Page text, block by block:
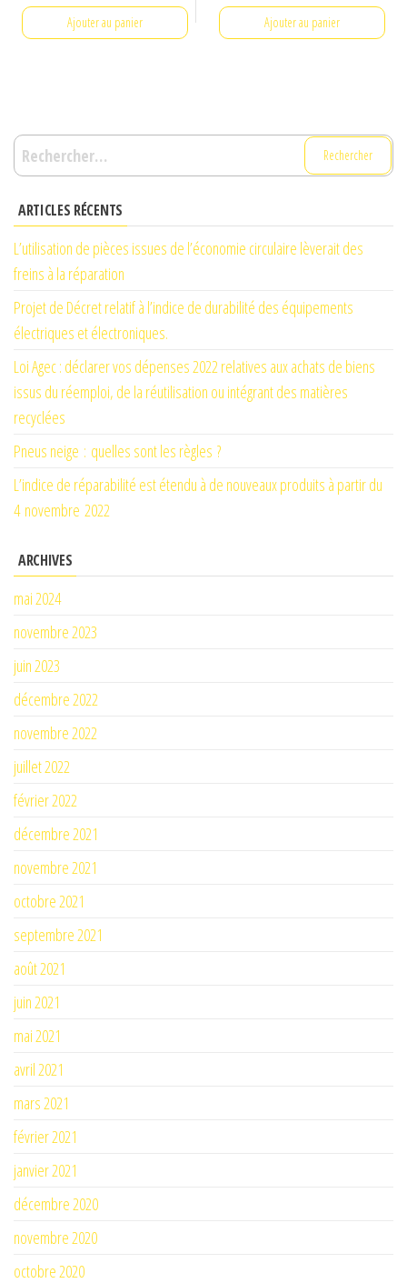
Ajouter au panier
était :
€47,92.
est :
€27,00.
Ajouter au panier
Rechercher :
ARTICLES RÉCENTS
L’utilisation de pièces issues de l’économie circulaire lèverait des
freins à la réparation
Projet de Décret relatif à l’indice de durabilité des équipements
électriques et électroniques.
Loi Agec : déclarer vos dépenses 2022 relatives aux achats de biens
issus du réemploi, de la réutilisation ou intégrant des matières
recyclées
Pneus neige : quelles sont les règles ?
L’indice de réparabilité est étendu à de nouveaux produits à partir du
4 novembre 2022
ARCHIVES
mai 2024
novembre 2023
juin 2023
décembre 2022
novembre 2022
juillet 2022
février 2022
décembre 2021
novembre 2021
octobre 2021
septembre 2021
août 2021
juin 2021
mai 2021
avril 2021
mars 2021
février 2021
janvier 2021
décembre 2020
novembre 2020
octobre 2020